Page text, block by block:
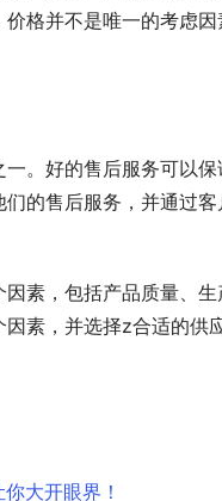
格并不是唯一的考虑
。好的售后服务可以
的售后服务，并通过
素，包括产品质量、
素，并选择z合适的供
大开眼界！